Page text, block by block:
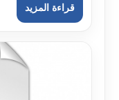
قراءة المزيد